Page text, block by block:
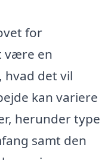
for
være en
det vil
kan variere
herunder type
samt den